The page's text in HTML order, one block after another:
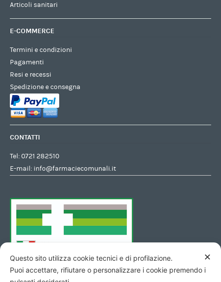
Articoli sanitari
E-COMMERCE
Termini e condizioni
Pagamenti
Resi e recessi
Spedizione e consegna
CONTATTI
Tel:0721 282510
E-mail: info@farmaciecomunali.it
✕
Questo sito utilizza cookie tecnici e di profilazione.
Puoi accettare, rifiutare o personalizzare i cookie premendo i